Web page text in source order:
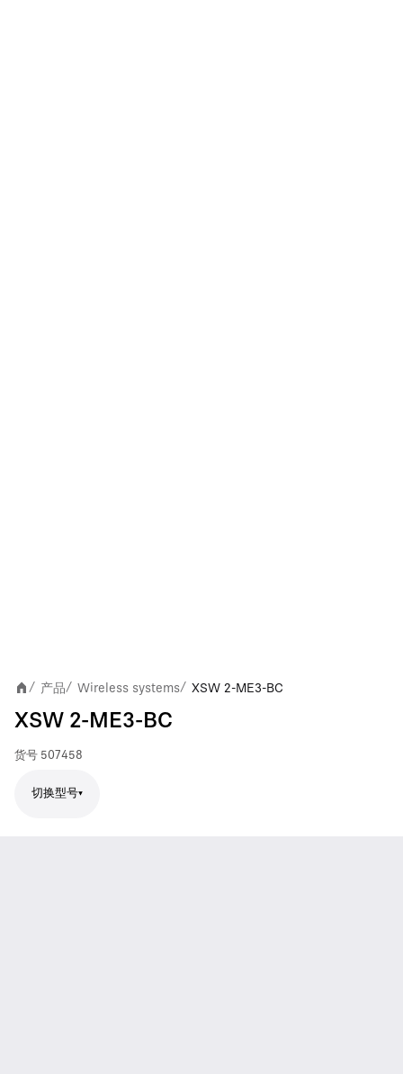
/ 产品/ Wireless systems/ XSW 2-ME3-BC
XSW 2-ME3-BC
货号 507458
切换型号